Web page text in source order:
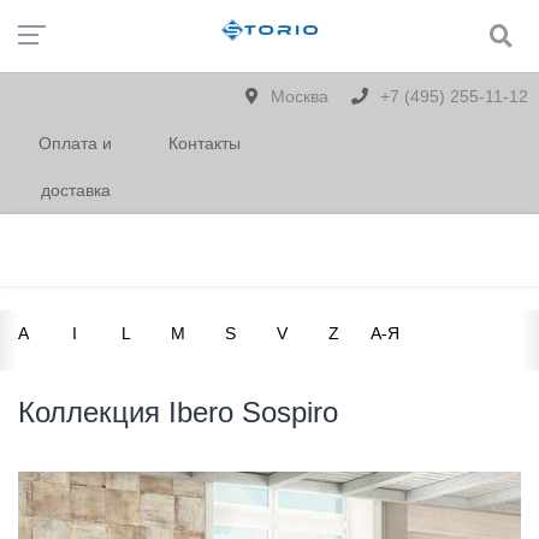
Москва +7 (495) 255-11-12
Оплата и
доставка
Контакты
A I L M S V Z А-Я
Коллекция Ibero Sospiro